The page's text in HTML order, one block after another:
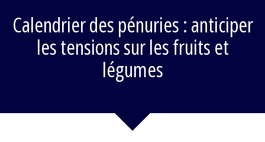
Calendrier des pénuries : anticiper
les tensions sur les fruits et
légumes